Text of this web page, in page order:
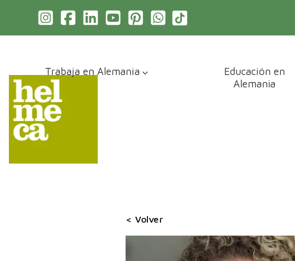
Trabaja en Alemania
Educación en
Alemania
< Volver